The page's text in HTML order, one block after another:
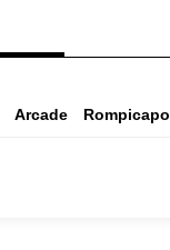
Arcade Rompicapo